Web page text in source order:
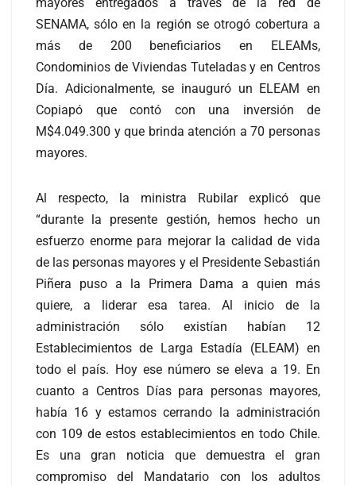
SENAMA, sólo en la región se otrogó cobertura a
más de 200 beneficiarios en ELEAMs,
Condominios de Viviendas Tuteladas y en Centros
Día. Adicionalmente, se inauguró un ELEAM en
Copiapó que contó con una inversión de
M$4.049.300 y que brinda atención a 70 personas
mayores.
Al respecto, la ministra Rubilar explicó que
“durante la presente gestión, hemos hecho un
esfuerzo enorme para mejorar la calidad de vida
de las personas mayores y el Presidente Sebastián
Piñera puso a la Primera Dama a quien más
quiere, a liderar esa tarea. Al inicio de la
administración sólo existían habían 12
Establecimientos de Larga Estadía (ELEAM) en
todo el país. Hoy ese número se eleva a 19. En
cuanto a Centros Días para personas mayores,
había 16 y estamos cerrando la administración
con 109 de estos establecimientos en todo Chile.
Es una gran noticia que demuestra el gran
compromiso del Mandatario con los adultos